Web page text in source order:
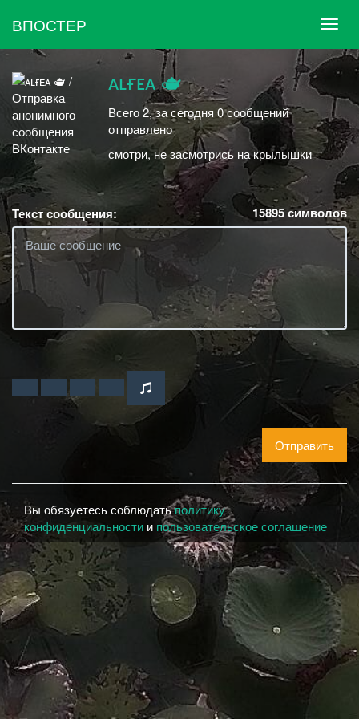
ВПОСТЕР
ᴀʟғᴇᴀ 🫖
Всего 2, за сегодня 0 сообщений
отправлено
смотри, не засмотрись на крылышки
Текст сообщения: 15895символов
Отправить
Вы обязуетесь соблюдатьполитику
конфиденциальности и пользовательское соглашение